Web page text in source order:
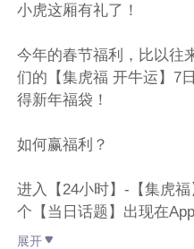
小虎这厢有礼了！
今年的春节福利，比以往
们的【集虎福 开牛运】7
得新年福袋！
如何赢福利？
进入【24小时】-【集虎
个【当日话题】出现在
大家可以随时选择自己感
展开